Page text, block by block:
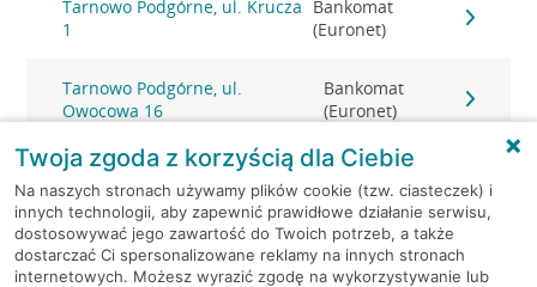
Tarnowo Podgórne, ul. Krucza
1
Bankomat
(Euronet)
Tarnowo Podgórne, ul.
Owocowa 16
Bankomat
(Euronet)
Tarnowo Podgórne, ul.
Poznańska 74
Bankomat
(Euronet)
Tarnowo Podgórne, ul.
Poznańska 74
Bankomat
(Euronet)
Twoja zgoda z korzyścią dla Ciebie
Na naszych stronach używamy plików cookie (tzw. ciasteczek) i
innych technologii, aby zapewnić prawidłowe działanie serwisu,
dostosowywać jego zawartość do Twoich potrzeb, a także
dostarczać Ci spersonalizowane reklamy na innych stronach
internetowych. Możesz wyrazić zgodę na wykorzystywanie lub